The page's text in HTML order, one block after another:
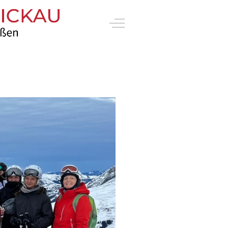
Off-Canvas Toggle